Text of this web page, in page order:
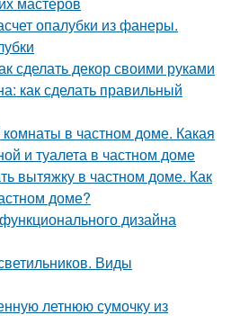
опалубки из фанеры.
сделать декор своими руками
как сделать правильный
в частном доме. Какая
и туалета в частном доме
вытяжку в частном доме. Как
доме?
дизайна
Виды
летнюю сумочку из